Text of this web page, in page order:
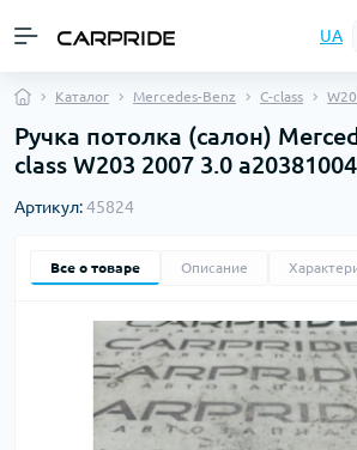
UA
Каталог Mercedes-Benz C-class
Ручка потолка (салон)
class W203 2007 3.0
Артикул:45824
Все о товаре Описание